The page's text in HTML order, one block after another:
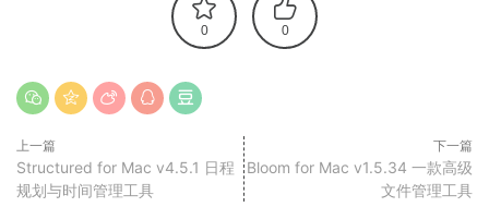
0 0
上一篇
Structured for Mac v4.5.1 日程
规划与时间管理工具
下一篇
Bloom for Mac v1.5.34 一款高级
文件管理工具